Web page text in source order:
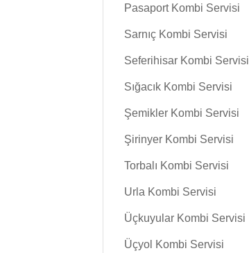
Pasaport Kombi Servisi
Sarnıç Kombi Servisi
Seferihisar Kombi Servisi
Sığacık Kombi Servisi
Şemikler Kombi Servisi
Şirinyer Kombi Servisi
Torbalı Kombi Servisi
Urla Kombi Servisi
Üçkuyular Kombi Servisi
Üçyol Kombi Servisi